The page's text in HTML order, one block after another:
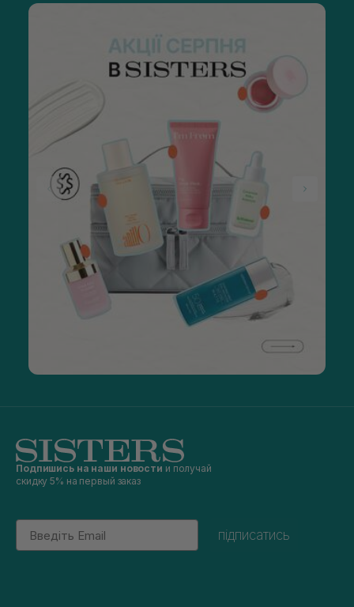
Подпишись на наши новости и получай
скидку 5% на первый заказ
Email
підписатись